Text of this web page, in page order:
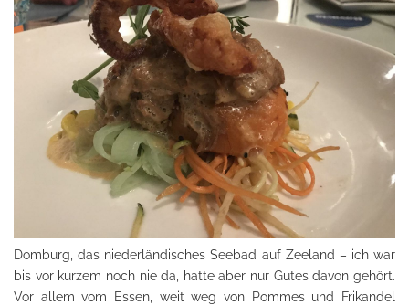
Domburg, das niederländisches Seebad auf Zeeland – ich war
bis vor kurzem noch nie da, hatte aber nur Gutes davon gehört.
Vor allem vom Essen, weit weg von Pommes und Frikandel